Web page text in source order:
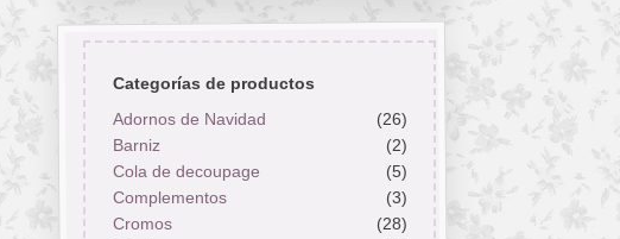
Categorías de productos
Adornos de Navidad
(26)
Barniz
(2)
Cola de decoupage
(5)
Complementos
(3)
Cromos
(28)